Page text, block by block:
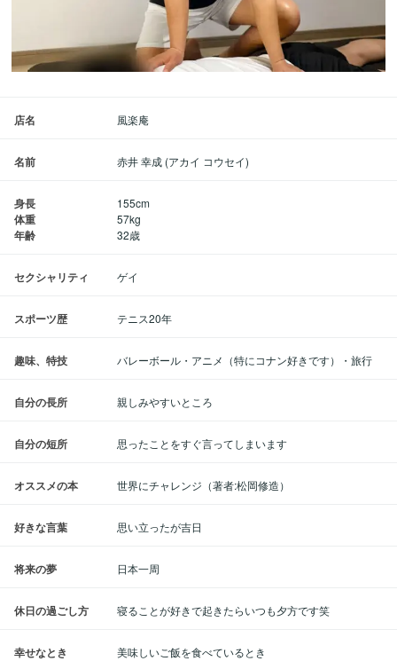
店名 風楽庵
名前 赤井 幸成 (アカイ コウセイ)
身長
体重
年齢
155cm
57kg
32歳
セクシャリティ ゲイ
スポーツ歴 テニス20年
趣味、特技 バレーボール・アニメ（特にコナン好きです）・旅行
自分の長所 親しみやすいところ
自分の短所 思ったことをすぐ言ってしまいます
オススメの本 世界にチャレンジ（著者:松岡修造）
好きな言葉 思い立ったが吉日
将来の夢 日本一周
休日の過ごし方 寝ることが好きで起きたらいつも夕方です笑
幸せなとき 美味しいご飯を食べているとき